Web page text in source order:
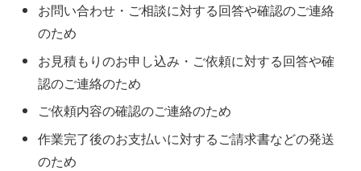
お問い合わせ・ご相談に対する回答や確認のご連絡
のため
お見積もりのお申し込み・ご依頼に対する回答や確
認のご連絡のため
ご依頼内容の確認のご連絡のため
作業完了後のお支払いに対するご請求書などの発送
のため